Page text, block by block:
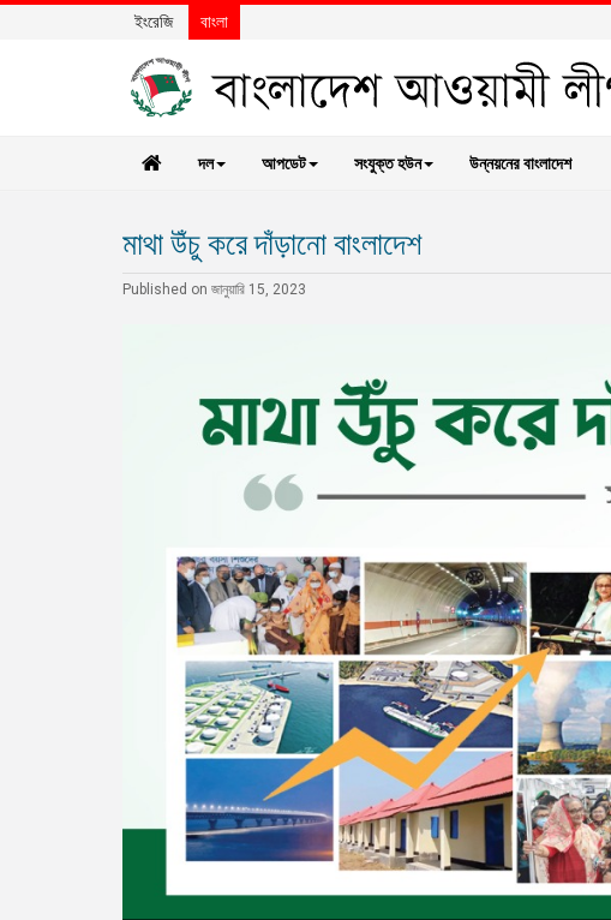
ইংরেজি বাংলা
দল আপডেট সংযুক্ত হউন উন্নয়নের বাংলাদেশ
মাথা উঁচু করে দাঁড়ানো বাংলাদেশ
Published on জানুয়ারি 15, 2023